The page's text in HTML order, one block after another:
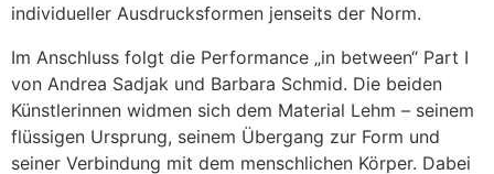
individueller Ausdrucksformen jenseits der Norm.
Im Anschluss folgt die Performance „in between“ Part I
von Andrea Sadjak und Barbara Schmid. Die beiden
Künstlerinnen widmen sich dem Material Lehm – seinem
flüssigen Ursprung, seinem Übergang zur Form und
seiner Verbindung mit dem menschlichen Körper. Dabei